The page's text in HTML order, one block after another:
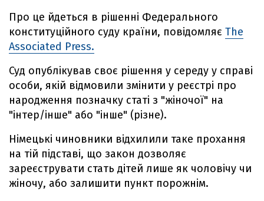
Про це йдеться в рішенні Федерального
конституційного суду країни, повідомляє The
Associated Press.
Суд опублікував своє рішення у середу у справі
особи, якій відмовили змінити у реєстрі про
народження позначку статі з "жіночої" на
"інтер/інше" або "інше" (різне).
Німецькі чиновники відхилили таке прохання
на тій підставі, що закон дозволяє
зареєструвати стать дітей лише як чоловічу чи
жіночу, або залишити пункт порожнім.